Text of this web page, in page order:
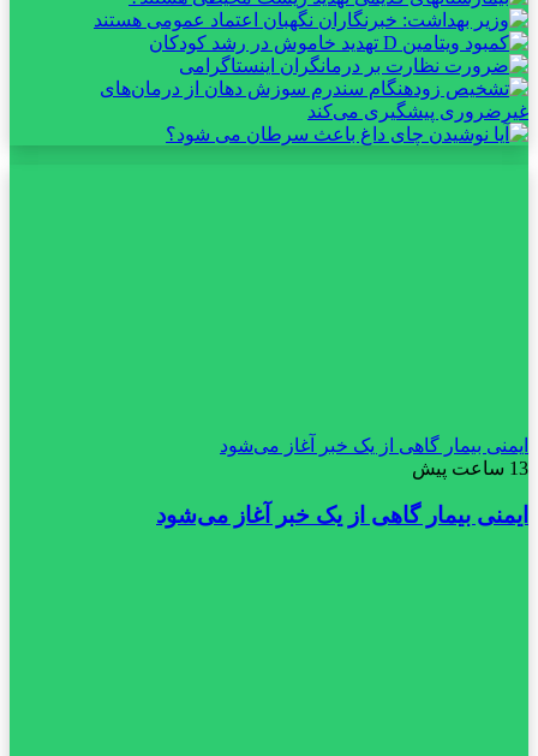
ایمنی بیمار گاهی از یک خبر آغاز می‌شود
13 ساعت پیش
ایمنی بیمار گاهی از یک خبر آغاز می‌شود